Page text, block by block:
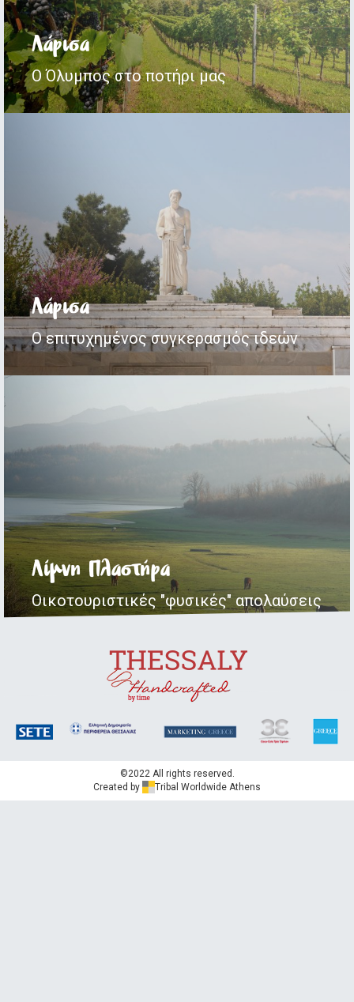
Λάρισα
Ο Όλυμπος στο ποτήρι μας
Λάρισα
Ο επιτυχημένος συγκερασμός ιδεών
Λίμνη Πλαστήρα
Οικοτουριστικές "φυσικές" απολαύσεις
©2022 All rights reserved.
Created by
Tribal Worldwide Athens